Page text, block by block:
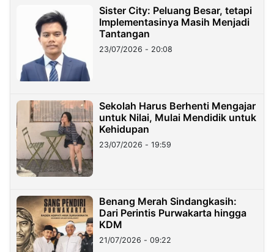
Sister City: Peluang Besar, tetapi
Implementasinya Masih Menjadi
Tantangan
23/07/2026 - 20:08
Sekolah Harus Berhenti Mengajar
untuk Nilai, Mulai Mendidik untuk
Kehidupan
23/07/2026 - 19:59
Benang Merah Sindangkasih:
Dari Perintis Purwakarta hingga
KDM
21/07/2026 - 09:22